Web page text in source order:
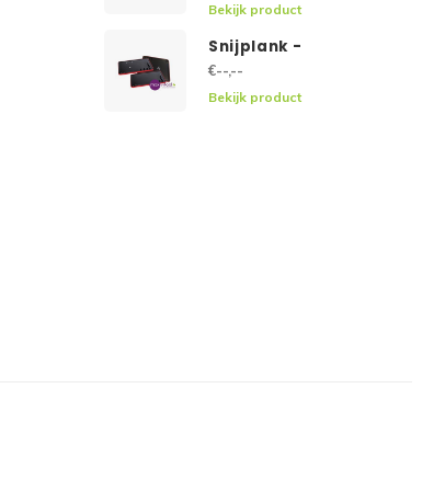
Bekijk product
Snijplank -
€--,--
Bekijk product